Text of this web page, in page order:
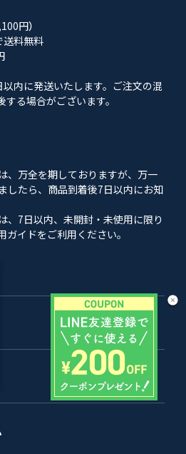
円）
送料無料
内に発送いたします。ご注文の混
る場合がございます。
、万全を期しておりますが、万一
したら、商品到着後7日以内にお知
、7日以内、未開封・未使用に限り
イドをご利用ください。